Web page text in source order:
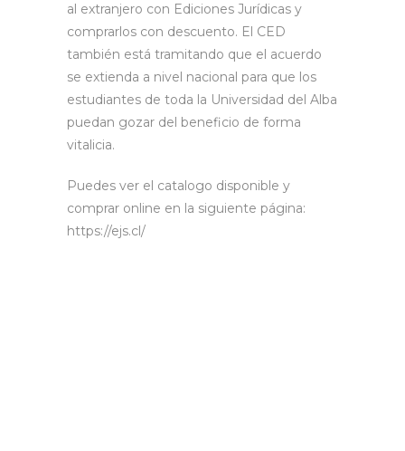
al extranjero con Ediciones Jurídicas y
comprarlos con descuento. El CED
también está tramitando que el acuerdo
se extienda a nivel nacional para que los
estudiantes de toda la Universidad del Alba
puedan gozar del beneficio de forma
vitalicia.
Puedes ver el catalogo disponible y
comprar online en la siguiente página:
https://ejs.cl/